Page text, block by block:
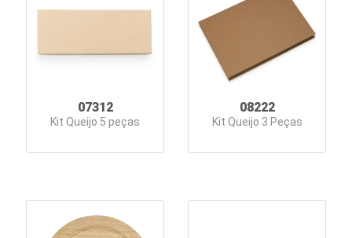
Estojos
Fones
Guarda-
Chuva
07312
Kit Queijo 5 peças
08222
Kit Queijo 3 Peças